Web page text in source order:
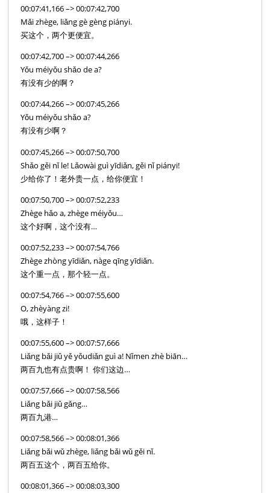
00:07:41,166 –> 00:07:42,700
Mǎi zhège, liǎng gè gèng piányi.
买这个，两个更便宜。
00:07:42,700 –> 00:07:44,266
Yǒu méiyǒu shǎo de a?
有没有少的啊？
00:07:44,266 –> 00:07:45,266
Yǒu méiyǒu shǎo a?
有没有少啊？
00:07:45,266 –> 00:07:50,700
Shǎo gěi nǐ le! Lǎowài guì yīdiǎn, gěi nǐ piányi!
少给你了！老外贵一点，给你便宜！
00:07:50,700 –> 00:07:52,233
Zhège hǎo a, zhège méiyǒu…
这个好啊，这个没有…
00:07:52,233 –> 00:07:54,766
Zhège zhòng yīdiǎn, nàge qīng yīdiǎn.
这个重一点，那个轻一点。
00:07:54,766 –> 00:07:55,600
O, zhèyàng zi!
哦，这样子！
00:07:55,600 –> 00:07:57,666
Liǎng bǎi jiǔ yě yǒudiǎn guì a! Nǐmen zhè biān…
两百九也有点贵啊！ 你们这边…
00:07:57,666 –> 00:07:58,566
Liǎng bǎi jiǔ gǎng…
两百九港…
00:07:58,566 –> 00:08:01,366
Liǎng bǎi wǔ zhège, liǎng bǎi wǔ gěi nǐ.
两百五这个，两百五给你。
00:08:01,366 –> 00:08:03,300